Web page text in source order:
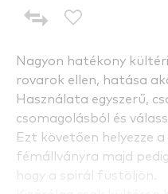
Nagyon hatékony
rovarok ellen, hatása
Használata egyszerű,
csomagolásból és
Ezt követően helyezze
fémállványra majd
hogy a spirál füstöljön.